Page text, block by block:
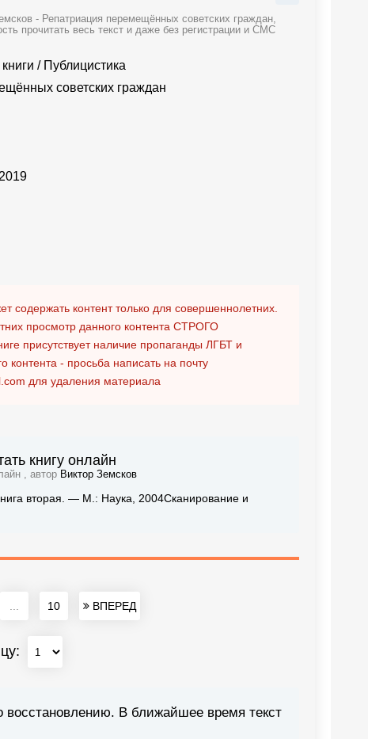
- Репатриация перемещённых советских граждан,
прочитать весь текст и даже без регистрации и СМС
/ Публицистика
советских граждан
содержать контент только для совершеннолетних.
просмотр данного контента СТРОГО
присутствует наличие пропаганды ЛГБТ и
контента - просьба написать на почту
для удаления материала
книгу онлайн
, автор Виктор Земсков
вторая. — М.: Наука, 2004Сканирование и
10 ВПЕРЕД
В ближайшее время текст